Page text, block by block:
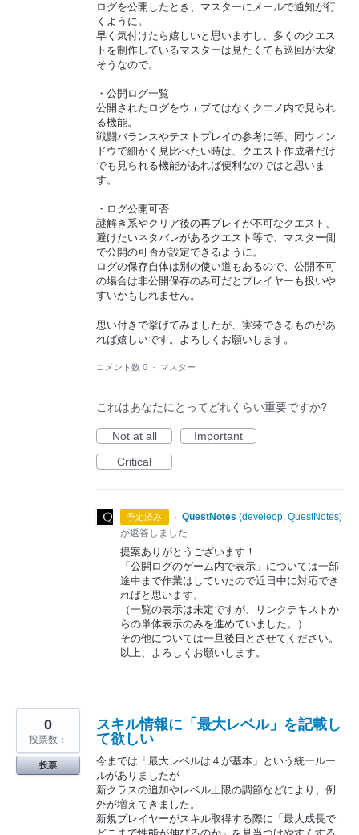
ログを公開したとき、マスターにメールで通知が行
くように。
早く気付けたら嬉しいと思いますし、多くのクエス
トを制作しているマスターは見たくても巡回が大変
そうなので。
・公開ログ一覧
公開されたログをウェブではなくクエノ内で見られ
る機能。
戦闘バランスやテストプレイの参考に等、同ウィン
ドウで細かく見比べたい時は、クエスト作成者だけ
でも見られる機能があれば便利なのではと思いま
す。
・ログ公開可否
謎解き系やクリア後の再プレイが不可なクエスト、
避けたいネタバレがあるクエスト等で、マスター側
で公開の可否が設定できるように。
ログの保存自体は別の使い道もあるので、公開不可
の場合は非公開保存のみ可だとプレイヤーも扱いや
すいかもしれません。
思い付きで挙げてみましたが、実装できるものがあ
れば嬉しいです。よろしくお願いします。
コメント数 0 · マスター
これはあなたにとってどれくらい重要ですか?
Not at all
Important
Critical
予定済み · QuestNotes (develeop, QuestNotes)
が返答しました
提案ありがとうございます！
「公開ログのゲーム内で表示」については一部
途中まで作業はしていたので近日中に対応でき
ればと思います。
（一覧の表示は未定ですが、リンクテキストか
らの単体表示のみを進めていました。）
その他については一旦後日とさせてください。
以上、よろしくお願いします。
スキル情報に「最大レベル」を記載し
て欲しい
今までは「最大レベルは４が基本」という統一ルー
ルがありましたが
新クラスの追加やレベル上限の調節などにより、例
外が増えてきました。
新規プレイヤーがスキル取得する際に「最大成長で
0
投票数：
投票